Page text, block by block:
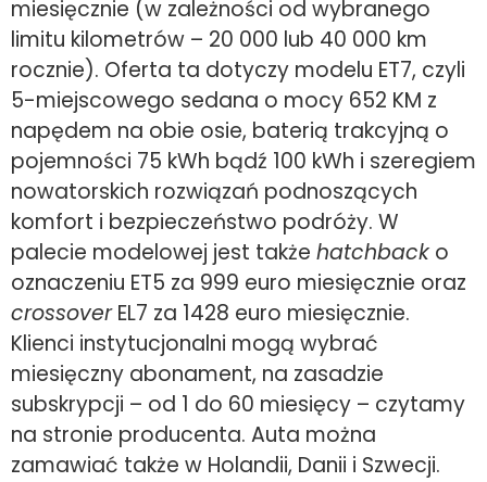
miesięcznie (w zależności od wybranego
limitu kilometrów – 20 000 lub 40 000 km
rocznie). Oferta ta dotyczy modelu ET7, czyli
5-miejscowego sedana o mocy 652 KM z
napędem na obie osie, baterią trakcyjną o
pojemności 75 kWh bądź 100 kWh i szeregiem
nowatorskich rozwiązań podnoszących
komfort i bezpieczeństwo podróży. W
palecie modelowej jest także hatchback o
oznaczeniu ET5 za 999 euro miesięcznie oraz
crossoverEL7 za 1428 euro miesięcznie.
Klienci instytucjonalni mogą wybrać
miesięczny abonament, na zasadzie
subskrypcji – od 1 do 60 miesięcy – czytamy
na stronie producenta. Auta można
zamawiać także w Holandii, Danii i Szwecji.